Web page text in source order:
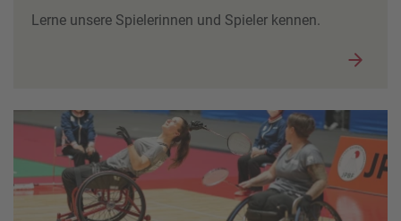
Lerne unsere Spielerinnen und Spieler kennen.